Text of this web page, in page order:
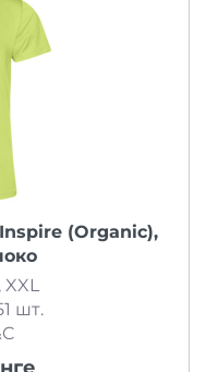
(Organic),
XXL
шт.